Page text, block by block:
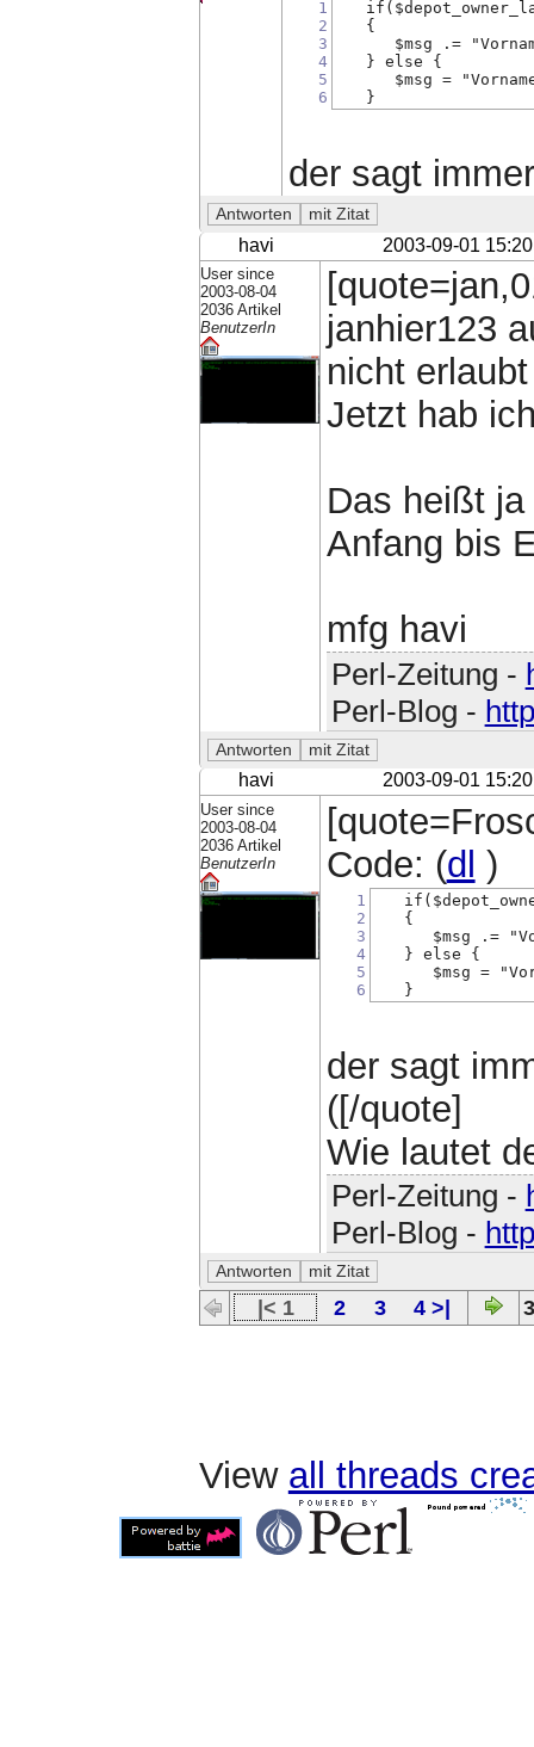
1
2
3
4
5
6
   {
$msg .=
   } else {
$msg =
   }
der sagt
havi 2003-09-01 15:20
User since
2003-08-04
2036 Artikel
BenutzerIn
janhier123
nicht
Jetzt hab
Das heißt
Anfang bis
mfg havi
Perl-Zeitung -
Perl-Blog -
havi 2003-09-01 15:20
User since
2003-08-04
2036 Artikel
BenutzerIn
Code: (dl )
1
2
3
4
5
6
{
$msg .=
} else {
$msg =
}
der sagt
([/quote]
Wie lautet
Perl-Zeitung -
Perl-Blog -
|< 1 2 3 4 >|
View all threads